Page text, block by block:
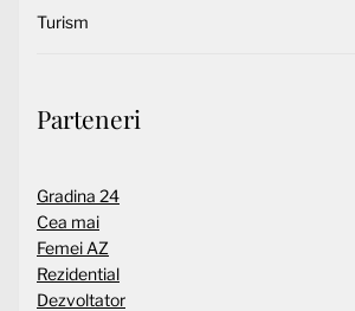
Turism
Parteneri
Gradina 24
Cea mai
Femei AZ
Rezidential
Dezvoltator